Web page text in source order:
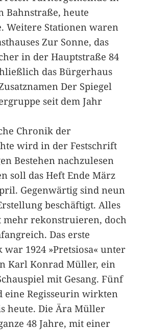
Bahnstraße, heute
Weitere Stationen waren
Zur Sonne, das
in der Hauptstraße 84
das Bürgerhaus
Der Spiegel
seit dem Jahr
Chronik der
wird in der Festschrift
Bestehen nachzulesen
soll das Heft Ende März
Gegenwärtig sind neun
beschäftigt. Alles
mehr rekonstruieren, doch
Das erste
war 1924 »Pretsiosa« unter
Karl Konrad Müller, ein
mit Gesang. Fünf
eine Regisseurin wirkten
heute. Die Ära Müller
48 Jahre, mit einer